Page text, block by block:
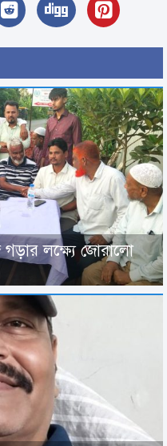
লক্ষ্যে জোরালো